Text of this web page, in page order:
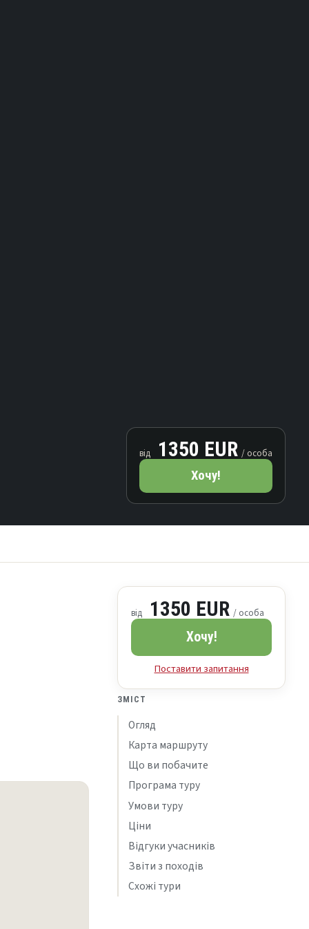
від 1350 EUR / особа
Хочу!
від 1350 EUR / особа
Хочу!
Поставити запитання
ЗМІСТ
Огляд
Карта маршруту
Що ви побачите
Програма туру
Умови туру
Ціни
Відгуки учасників
Звіти з походів
Схожі тури